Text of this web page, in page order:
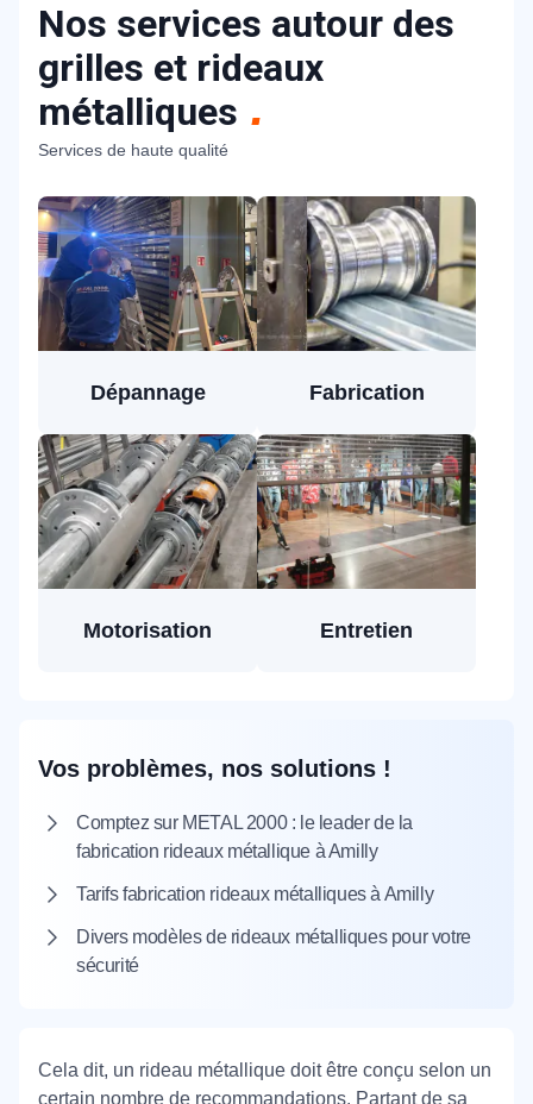
Nos services autour des
grilles et rideaux
métalliques
Services de haute qualité
Dépannage Fabrication
Motorisation Entretien
Vos problèmes, nos solutions !
Comptez sur METAL 2000 : le leader de la
fabrication rideaux métallique à Amilly
Tarifs fabrication rideaux métalliques à Amilly
Divers modèles de rideaux métalliques pour votre
sécurité
Cela dit, un rideau métallique doit être conçu selon un
certain nombre de recommandations. Partant de sa